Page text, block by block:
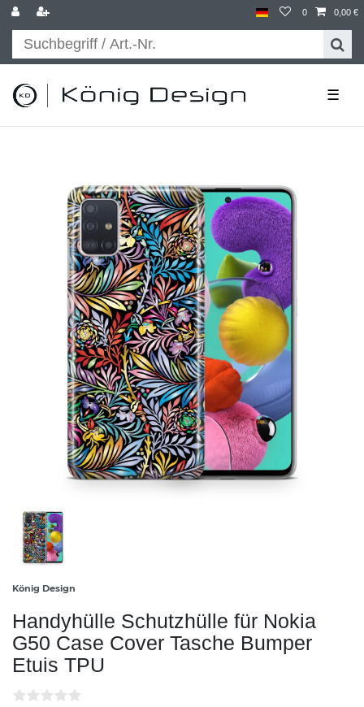
0 0,00 €
☰
König Design
Handyhülle Schutzhülle für Nokia
G50 Case Cover Tasche Bumper
Etuis TPU